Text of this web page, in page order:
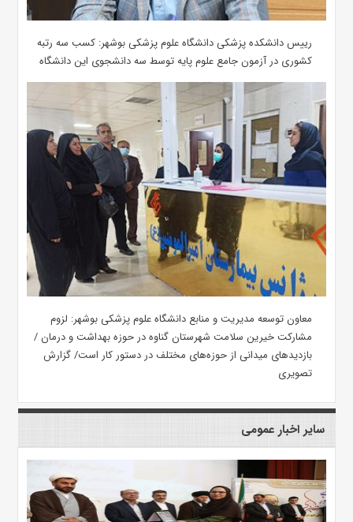
رییس دانشکده پزشکی دانشگاه علوم پزشکی بوشهر: کسب سه رتبه
کشوری در آزمون جامع علوم پایه توسط سه دانشجوی این دانشگاه
معاون توسعه مدیریت و منابع دانشگاه علوم پزشکی بوشهر: لزوم
مشارکت خیرین سلامت شهرستان گناوه در حوزه بهداشت و درمان /
بازدیدهای میدانی از حوزه‌های مختلف در دستور کار است/ گزارش
تصویری
سایر اخبار عمومی